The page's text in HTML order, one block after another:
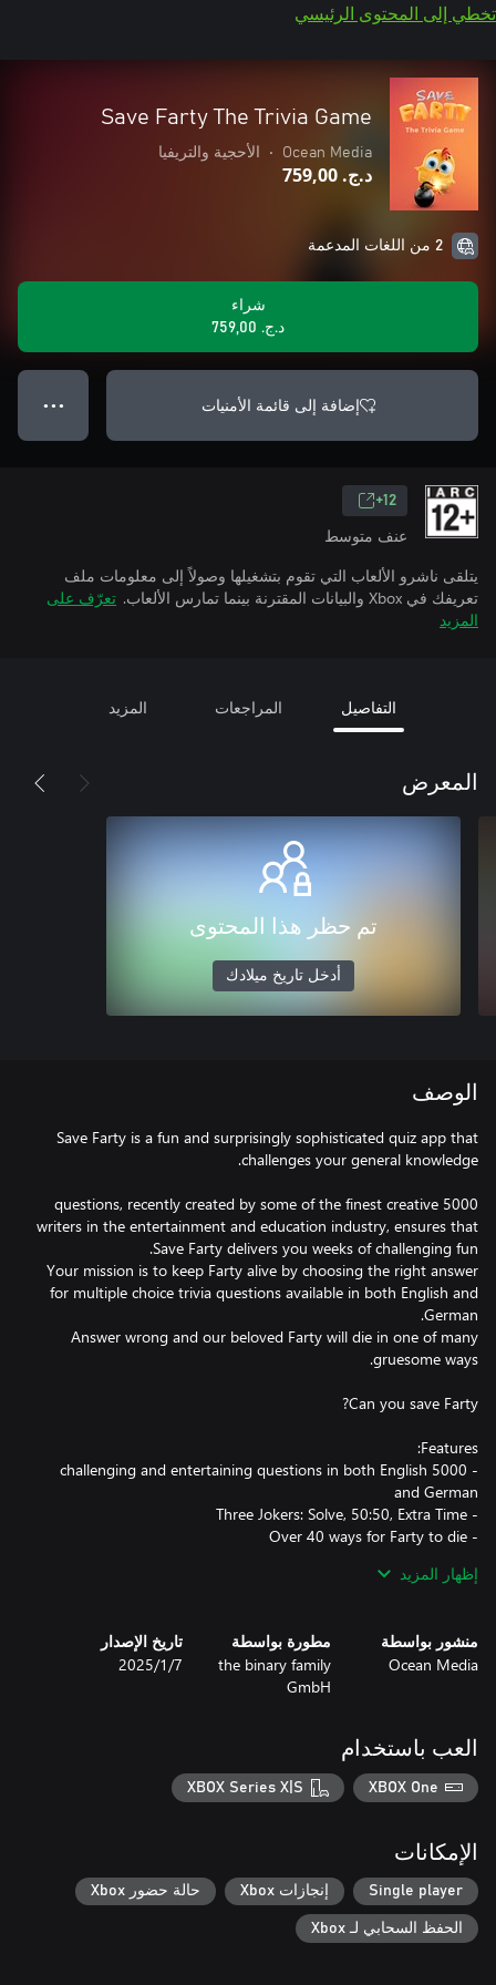
تخطي إلى المحتوى الرئيسي
Save Farty The Trivia Game
Ocean Media
• الأحجية والتريفيا
د.ج.‏ 759,00
2 من اللغات المدعمة
شراء
د.ج.‏ 759,00
إضافة إلى قائمة الأمنيات ● ● ●
12+
عنف متوسط
يتلقى ناشرو الألعاب التي تقوم بتشغيلها وصولاً إلى معلومات ملف
تعريفك في Xbox والبيانات المقترنة بينما تمارس الألعاب.
تعرّف على
المزيد
التفاصيل المراجعات المزيد
المعرض
تم حظر هذا المحتوى
أدخل تاريخ ميلادك
الوصف
Save Farty is a fun and surprisingly sophisticated quiz app that
5000 questions, recently created by some of the finest creative
writers in the entertainment and education industry, ensures that
Your mission is to keep Farty alive by choosing the right answer
for multiple choice trivia questions available in both English and
Answer wrong and our beloved Farty will die in one of many
- 5000 challenging and entertaining questions in both English
إظهار المزيد
منشور بواسطة
Ocean Media
مطورة بواسطة
the binary family
GmbH
تاريخ الإصدار
7‏/1‏/2025
العب باستخدام
XBOX One
XBOX Series X|S
الإمكانات
Single player إنجازات Xbox حالة حضور Xbox
الحفظ السحابي لـ Xbox